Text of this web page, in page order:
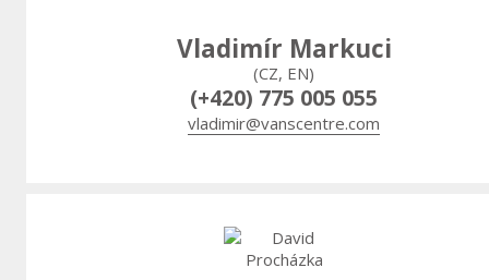
Vladimír Markuci
(CZ, EN)
(+420) 775 005 055
vladimir@vanscentre.com